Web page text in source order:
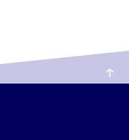
contínuos.